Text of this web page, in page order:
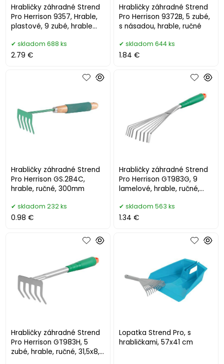
Hrabličky záhradné Strend
Pro Herrison 9357, Hrable,
plastové, 9 zubé, hrable
skladom 688 ks
2.79 €
Hrabličky záhradné Strend
Pro Herrison 9372B, 5 zubé,
s násadou, hrable, ručné
skladom 644 ks
1.84 €
Hrabličky záhradné Strend
Pro Herrison GS.284C,
hrable, ručné, 300mm
skladom 232 ks
0.98 €
Hrabličky záhradné Strend
Pro Herrison GT983G, 9
lamelové, hrable, ručné,
skladom 563 ks
1.34 €
Hrabličky záhradné Strend
Pro Herrison GT983H, 5
zubé, hrable, ručné, 31,5x8,5
Lopatka Strend Pro, s
hrabličkami, 57x41 cm